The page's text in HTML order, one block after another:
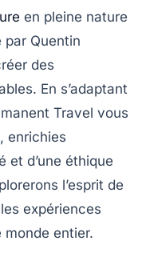
en pleine nature
par Quentin
des
En s’adaptant
Travel vous
enrichies
et d’une éthique
l’esprit de
expériences
monde entier.